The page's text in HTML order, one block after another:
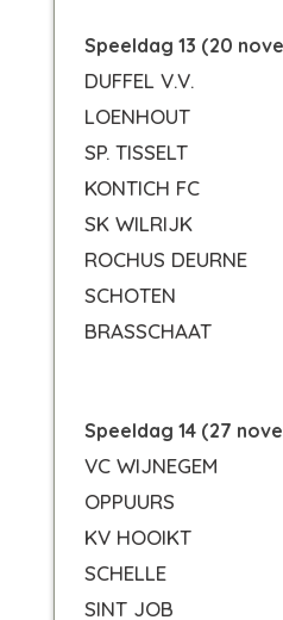
Speeldag 13 (20
DUFFEL V.V.
LOENHOUT
SP. TISSELT
KONTICH FC
SK WILRIJK
ROCHUS DEURNE
SCHOTEN
BRASSCHAAT
Speeldag 14 (27
VC WIJNEGEM
OPPUURS
KV HOOIKT
SCHELLE
SINT JOB